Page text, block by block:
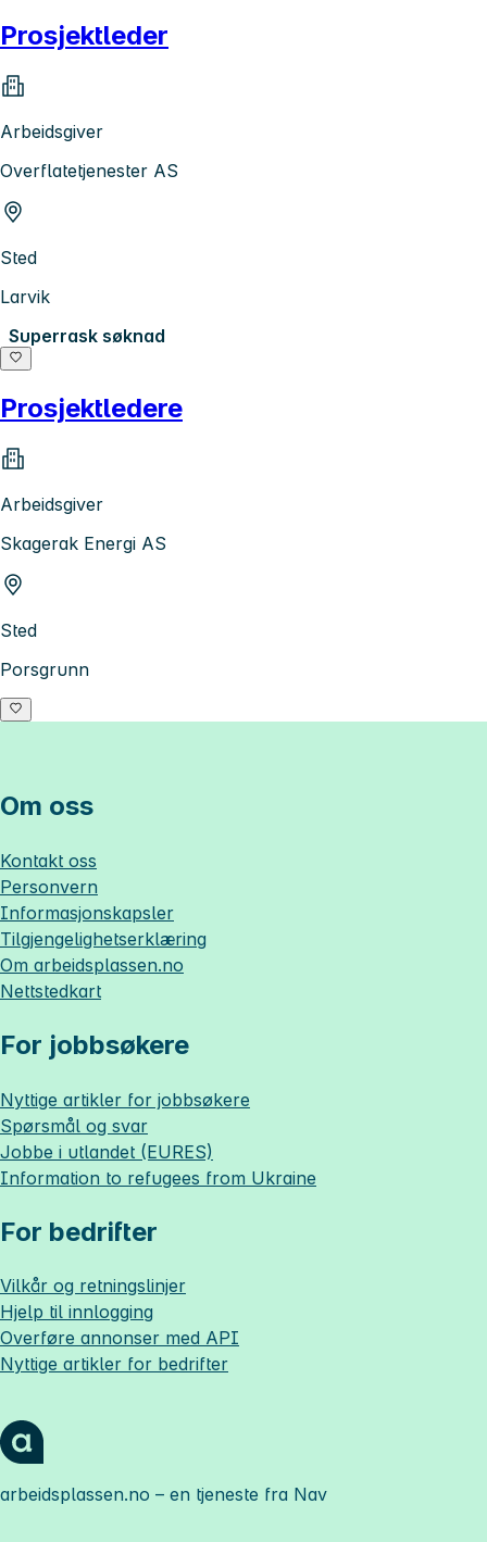
Prosjektleder
Arbeidsgiver
Overflatetjenester AS
Sted
Larvik
Superrask søknad
Prosjektledere
Arbeidsgiver
Skagerak Energi AS
Sted
Porsgrunn
Om oss
Kontakt oss
Personvern
Informasjonskapsler
Tilgjengelighetserklæring
Om arbeidsplassen.no
Nettstedkart
For jobbsøkere
Nyttige artikler for jobbsøkere
Spørsmål og svar
Jobbe i utlandet (EURES)
Information to refugees from Ukraine
For bedrifter
Vilkår og retningslinjer
Hjelp til innlogging
Overføre annonser med API
Nyttige artikler for bedrifter
arbeidsplassen.no – en tjeneste fra Nav